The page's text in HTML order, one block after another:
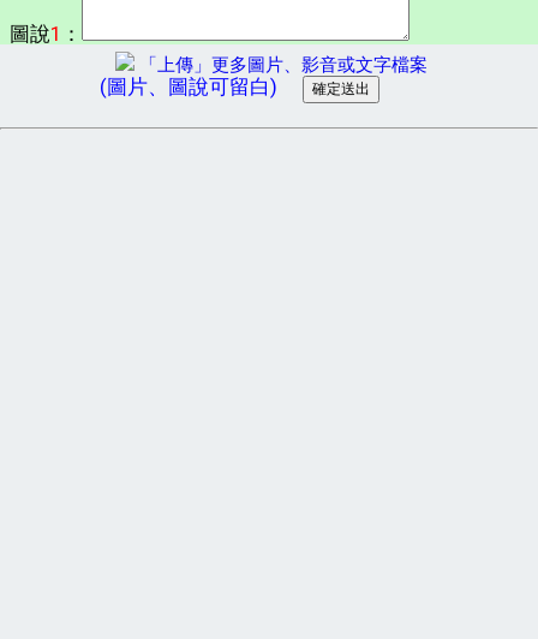
圖說1 ：
「上傳」更多圖片、影音或文字檔案
(圖片、圖說可留白)